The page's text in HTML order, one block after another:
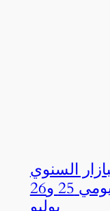
السنوي
لجمعية الرعاية المتكاملة يومي 25 و26
يوليو